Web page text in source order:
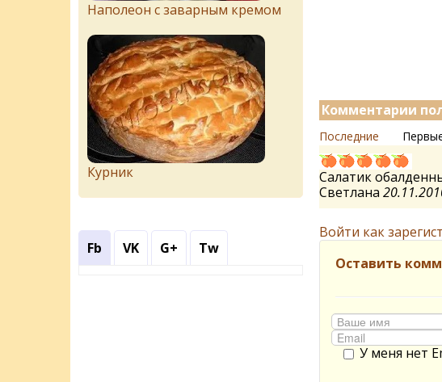
Комментарии
Последние
Салатик
Светлана
Войти как
Оставить
У меня нет
Наполеон с заварным кремом
Курник
Fb VK G+ Tw